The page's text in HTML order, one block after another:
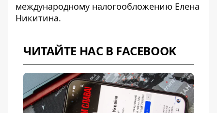
международному налогообложению Елена
Никитина.
ЧИТАЙТЕ НАС В FACEBOOK